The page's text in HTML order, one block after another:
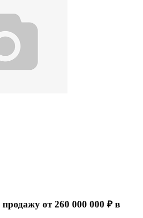
от 260 000 000 ₽ в